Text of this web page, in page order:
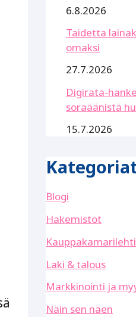
6.8.2026
Taidetta
omaksi
27.7.2026
Digirata-
soraäänistä
15.7.2026
Blogi
Hakemistot
Kauppakamarilehti
Laki & talous
Markkinointi ja
Näin sen näen